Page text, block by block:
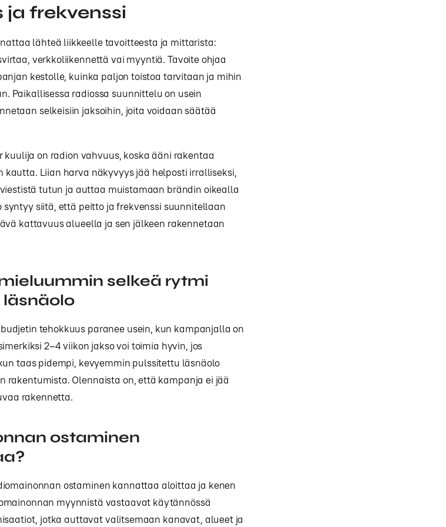
frekvenssi
lähteä liikkeelle tavoitteesta ja mittarista:
verkkoliikennettä vai myyntiä. Tavoite ohjaa
kestolle, kuinka paljon toistoa tarvitaan ja mihin
Paikallisessa radiossa suunnittelu on usein
selkeisiin jaksoihin, joita voidaan säätää
kuulija on radion vahvuus, koska ääni rakentaa
kautta. Liian harva näkyvyys jää helposti irralliseksi,
tutun ja auttaa muistamaan brändin oikealla
siitä, että peitto ja frekvenssi suunnitellaan
kattavuus alueella ja sen jälkeen rakennetaan
selkeä rytmi
tehokkuus paranee usein, kun kampanjalla on
2–4 viikon jakso voi toimia hyvin, jos
taas pidempi, kevyemmin pulssitettu läsnäolo
rakentumista. Olennaista on, että kampanja ei jää
rakennetta.
ostaminen
ostaminen kannattaa aloittaa ja kenen
myynnistä vastaavat käytännössä
jotka auttavat valitsemaan kanavat, alueet ja